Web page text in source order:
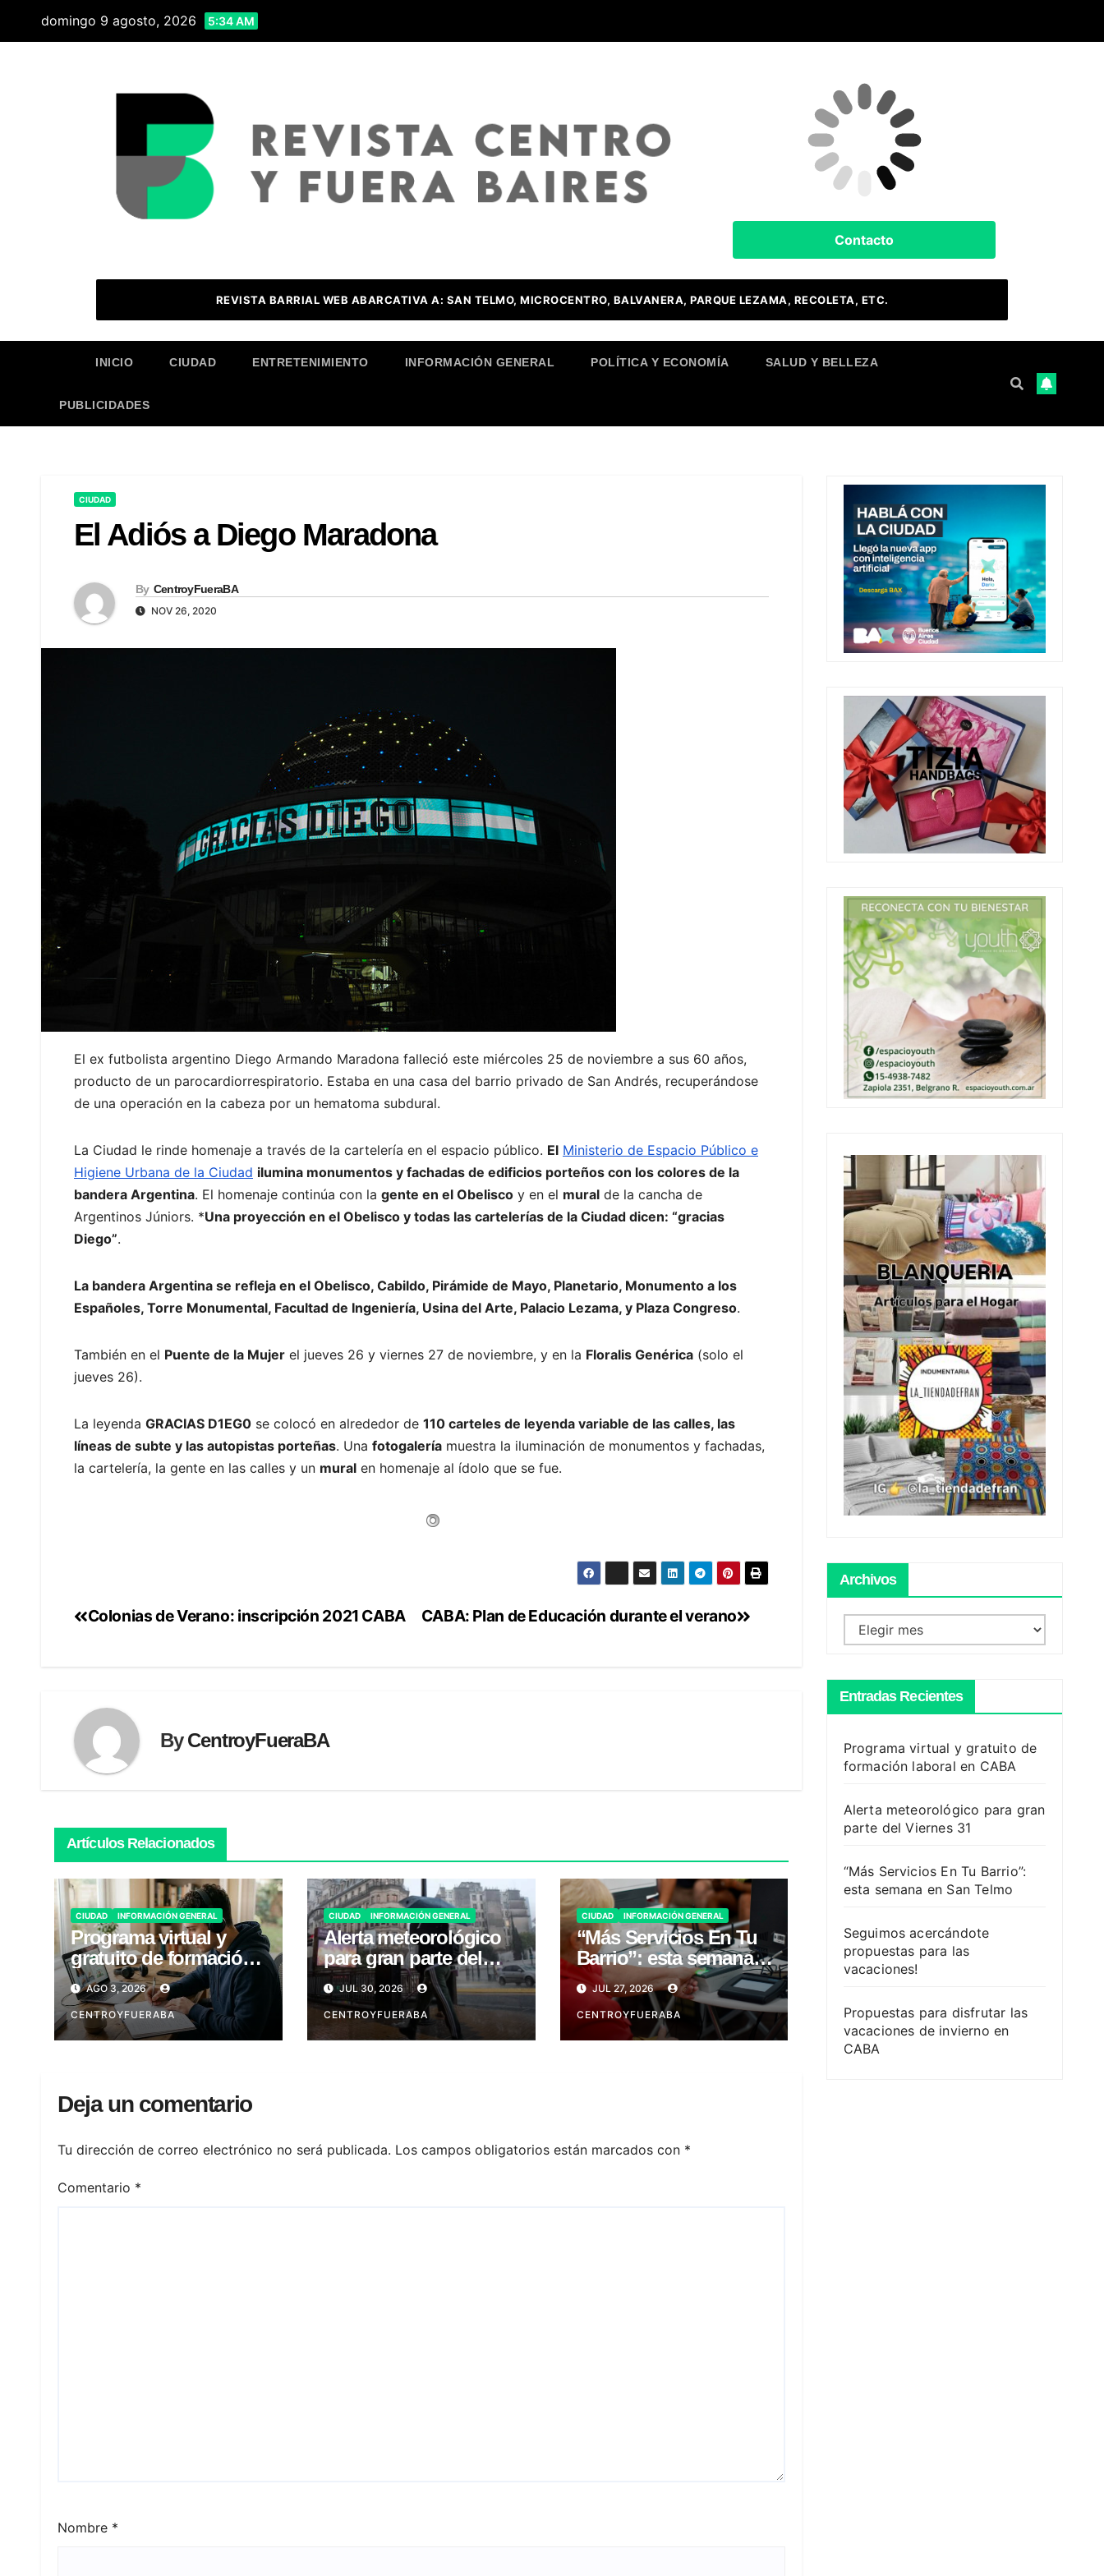
domingo 9 agosto, 2026 5:34 AM
Buenos Aires, AR
6°C
Contacto
REVISTA BARRIAL WEB ABARCATIVA A: SAN TELMO, MICROCENTRO, BALVANERA, PARQUE LEZAMA, RECOLETA, ETC.
INICIO CIUDAD ENTRETENIMIENTO INFORMACIÓN GENERAL POLÍTICA Y ECONOMÍA SALUD Y BELLEZA
PUBLICIDADES
CIUDAD
El Adiós a Diego Maradona
By CentroyFueraBA
NOV 26, 2020
El ex futbolista argentino Diego Armando Maradona falleció este miércoles 25 de noviembre a sus 60 años,
producto de un parocardiorrespiratorio. Estaba en una casa del barrio privado de San Andrés, recuperándose
de una operación en la cabeza por un hematoma subdural.
La Ciudad le rinde homenaje a través de la cartelería en el espacio público. El Ministerio de Espacio Público e
Higiene Urbana de la Ciudad ilumina monumentos y fachadas de edificios porteños con los colores de la
bandera Argentina. El homenaje continúa con la gente en el Obelisco y en el mural de la cancha de
Argentinos Júniors. *Una proyección en el Obelisco y todas las cartelerías de la Ciudad dicen: “gracias
Diego”.
La bandera Argentina se refleja en el Obelisco, Cabildo, Pirámide de Mayo, Planetario, Monumento a los
Españoles, Torre Monumental, Facultad de Ingeniería, Usina del Arte, Palacio Lezama, y Plaza Congreso.
También en el Puente de la Mujer el jueves 26 y viernes 27 de noviembre, y en la Floralis Genérica (solo el
jueves 26).
La leyenda GRACIAS D1EG0 se colocó en alrededor de 110 carteles de leyenda variable de las calles, las
líneas de subte y las autopistas porteñas. Una fotogalería muestra la iluminación de monumentos y fachadas,
la cartelería, la gente en las calles y un mural en homenaje al ídolo que se fue.
Navegación
CABA: Plan de Educación durante el verano
Colonias de Verano: inscripción 2021 CABA
ByCentroyFueraBA
Artículos Relacionados
CIUDAD INFORMACIÓN GENERAL
Programa virtual y
gratuito de formación
laboral en CABA
AGO 3, 2026
CENTROYFUERABA
CIUDAD INFORMACIÓN GENERAL
Alerta meteorológico
para gran parte del
Viernes 31
JUL 30, 2026
CENTROYFUERABA
CIUDAD INFORMACIÓN GENERAL
“Más Servicios En Tu
Barrio”: esta semana
en San Telmo
JUL 27, 2026
CENTROYFUERABA
Deja un comentario
Tu dirección de correo electrónico no será publicada. Los campos obligatorios están marcados con *
Comentario *
Nombre *
Archivos
Archivos
Entradas Recientes
Programa virtual y gratuito de
formación laboral en CABA
Alerta meteorológico para gran
parte del Viernes 31
“Más Servicios En Tu Barrio”:
esta semana en San Telmo
Seguimos acercándote
propuestas para las
vacaciones!
Propuestas para disfrutar las
vacaciones de invierno en
CABA